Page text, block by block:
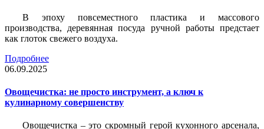
В эпоху повсеместного пластика и массового
производства, деревянная посуда ручной работы предстает
как глоток свежего воздуха.
Подробнее
06.09.2025
Овощечистка: не просто инструмент, а ключ к
кулинарному совершенству
Овощечистка – это скромный герой кухонного арсенала,